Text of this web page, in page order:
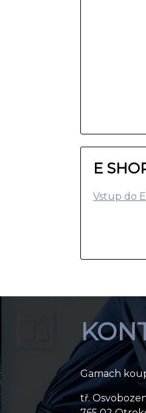
E
Vstup do
Gamach
tř.